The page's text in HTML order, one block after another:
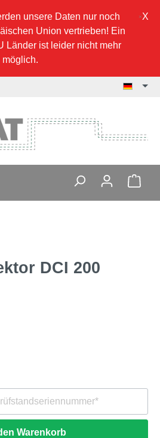
unsere Daten nur noch
Union vertrieben! Ein
Länder ist leider nicht mehr
möglich.
DCI 200
Warenkorb